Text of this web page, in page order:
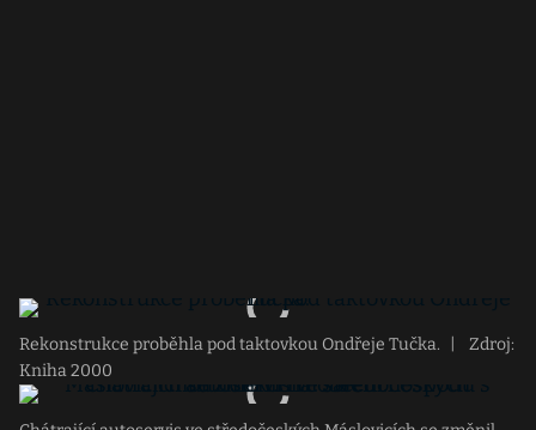
Rekonstrukce proběhla pod taktovkou Ondřeje Tučka.
Zdroj:
Kniha 2000